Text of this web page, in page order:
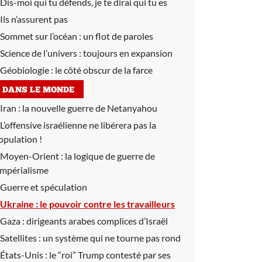
Ils n’assurent pas
Sommet sur l’océan : un flot de paroles
Science de l’univers : toujours en expansion
Géobiologie : le côté obscur de la farce
DANS LE MONDE
Iran : la nouvelle guerre de Netanyahou
L’offensive israélienne ne libérera pas la
!
Moyen-Orient : la logique de guerre de
Guerre et spéculation
Ukraine : le pouvoir contre les travailleurs
Gaza : dirigeants arabes complices d’Israël
Satellites : un système qui ne tourne pas rond
États-Unis : le “roi” Trump contesté par ses